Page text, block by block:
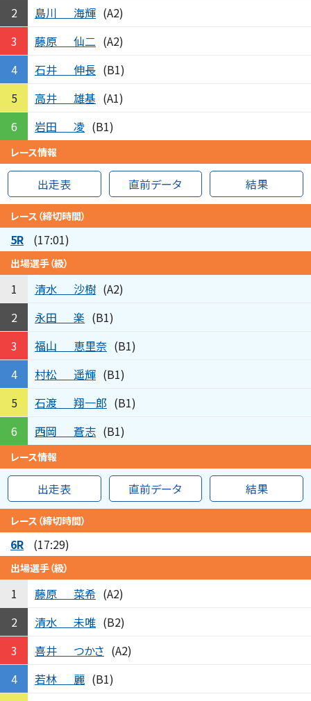
2
島川 海輝 (A2)
3
藤原 仙二 (A2)
4
石井 伸長 (B1)
5
高井 雄基 (A1)
6
岩田 凌 (B1)
レース情報
出走表 直前データ 結果
レース（締切時間）
5R (17:01)
出場選手（級）
1 清水 沙樹 (A2)
2
永田 楽 (B1)
3
福山 恵里奈 (B1)
4
村松 遥輝 (B1)
5
石渡 翔一郎 (B1)
6
西岡 蒼志 (B1)
レース情報
出走表 直前データ 結果
レース（締切時間）
6R (17:29)
出場選手（級）
1 藤原 菜希 (A2)
2
清水 未唯 (B2)
3
喜井 つかさ (A2)
4
若林 麗 (B1)